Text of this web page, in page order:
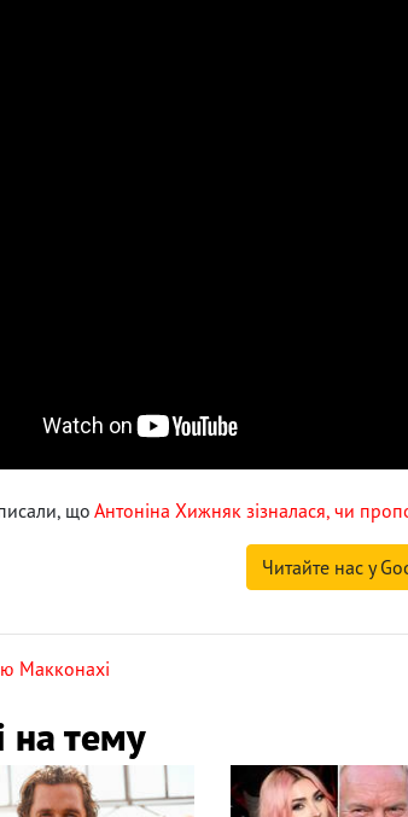
що Антоніна Хижняк зізналася, чи
Читайте нас у
Макконахі
на тему